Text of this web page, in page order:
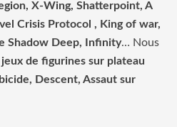
X-Wing, Shatterpoint, A
Crisis Protocol , King of war,
Shadow Deep, Infinity… Nous
jeux de figurines sur plateau
Descent, Assaut sur